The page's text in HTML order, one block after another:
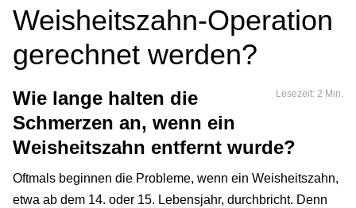
Weisheitszahn-Operation
gerechnet werden?
Lesezeit: 2 Min.
Wie lange halten die
Schmerzen an, wenn ein
Weisheitszahn entfernt wurde?
Oftmals beginnen die Probleme, wenn ein Weisheitszahn,
etwa ab dem 14. oder 15. Lebensjahr, durchbricht. Denn